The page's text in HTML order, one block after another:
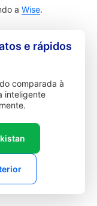
a Wise.
e rápidos
comparada à
inteligente